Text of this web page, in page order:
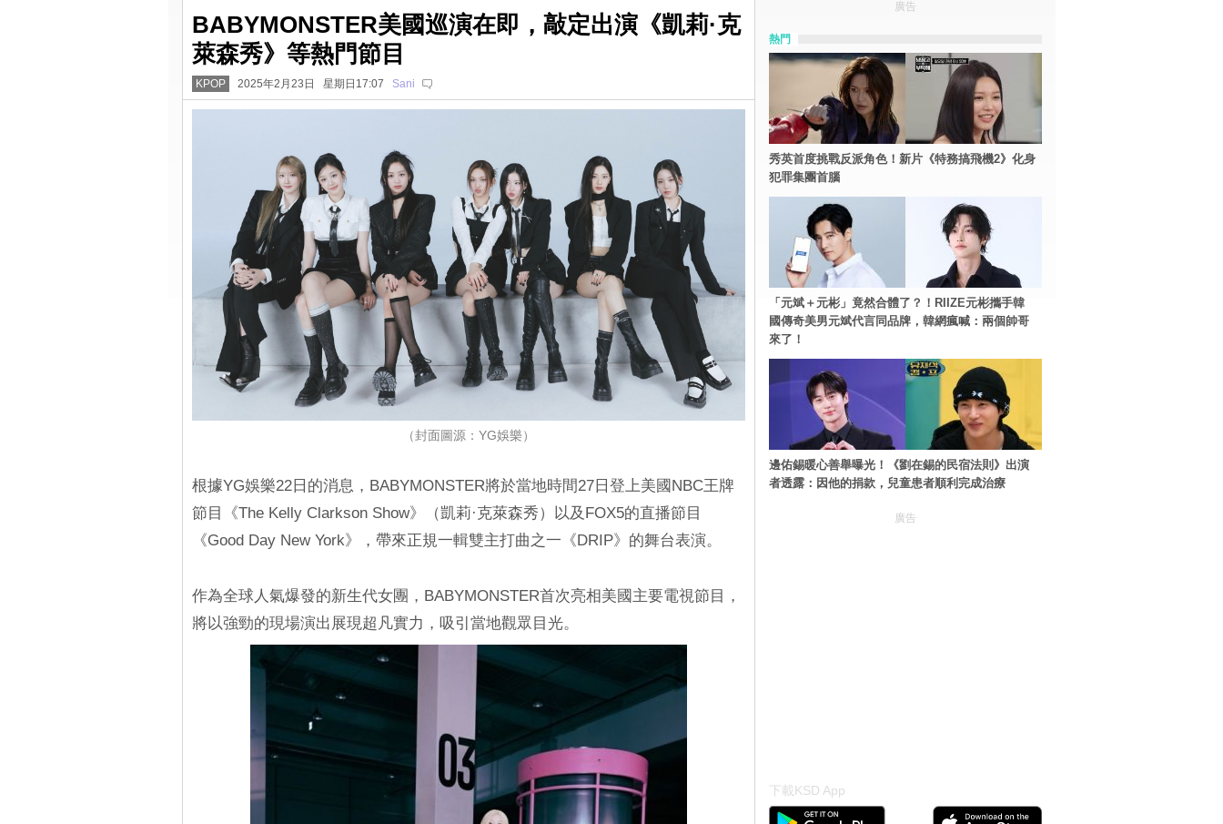
BABYMONSTER美國巡演在即，敲定出演《凱莉·克
萊森秀》等熱門節目
KPOP 2025年2月23日 星期日17:07 Sani
（封面圖源：YG娛樂）
根據YG娛樂22日的消息，BABYMONSTER將於當地時間27日登上美國NBC王牌
節目《The Kelly Clarkson Show》（凱莉·克萊森秀）以及FOX5的直播節目
《Good Day New York》，帶來正規一輯雙主打曲之一《DRIP》的舞台表演。
作為全球人氣爆發的新生代女團，BABYMONSTER首次亮相美國主要電視節目，
將以強勁的現場演出展現超凡實力，吸引當地觀眾目光。
廣告
熱門
秀英首度挑戰反派角色！新片《特務搞飛機2》化身
犯罪集團首腦
「元斌＋元彬」竟然合體了？！RIIZE元彬攜手韓
國傳奇美男元斌代言同品牌，韓網瘋喊：兩個帥哥
來了！
邊佑錫暖心善舉曝光！《劉在錫的民宿法則》出演
者透露：因他的捐款，兒童患者順利完成治療
廣告
下載KSD App